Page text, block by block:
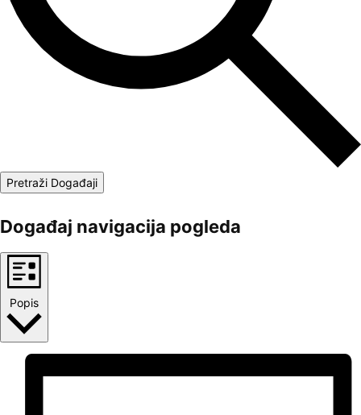
Pretraži Događaji
Događaj navigacija pogleda
Popis